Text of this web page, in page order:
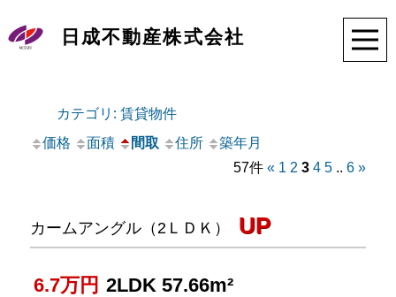
日成不動産株式会社
カテゴリ: 賃貸物件
価格 面積 間取 住所
築年月
57件 « 1 2 3 4 5.. 6 »
カームアングル（2ＬＤＫ） UP
6.7万円 2LDK 57.66m²